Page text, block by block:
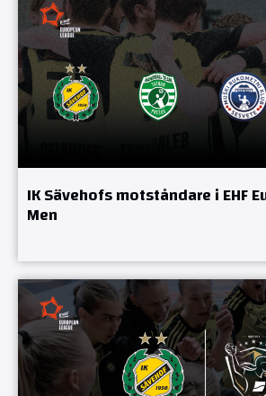
IK Sävehofs motståndare i EHF
Men